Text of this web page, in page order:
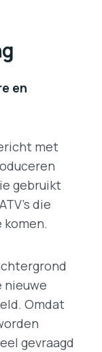
en
met
gebruikt
die
nieuwe
Omdat
gevraagd